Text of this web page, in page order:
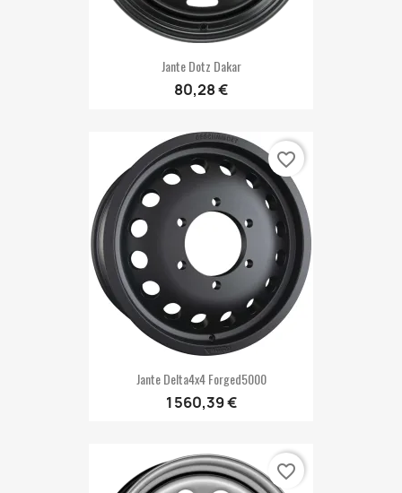
Jante Dotz Dakar
80,28 €
Jante Delta4x4 Forged5000
1 560,39 €
favorite_border
favorite_border